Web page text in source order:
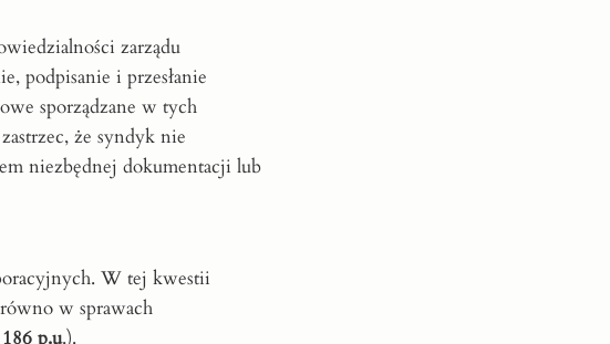
zarządu
podpisanie i przesłanie
sporządzane w tych
że syndyk nie
niezbędnej dokumentacji lub
W tej kwestii
w sprawach
p.u.).